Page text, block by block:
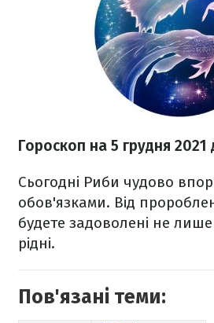
Гороскоп на 5 грудня 2021
Сьогодні Риби чудово
обов'язками. Від
будете задоволені не
рідні.
Пов'язані теми: